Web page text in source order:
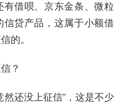
借呗、京东金条、微粒
贷产品，这属于小额借
的。
？
还没上征信”，这是不少